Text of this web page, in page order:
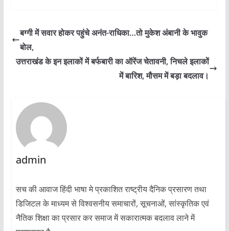
बग्गी में सवार होकर पहुंचे अनंत-राधिका…तो मुकेश अंबानी के भावुक
बोल,
उत्तराखंड के इन इलाकों में बर्फबारी का ऑरेंज चेतावनी, निचले इलाकों
में बारिश, मौसम में बड़ा बदलाव।
admin
सच की आवाज हिंदी भाषा मे प्रकाशित राष्ट्रीय दैनिक प्रसारण तथा
डिजिटल के माध्यम से विश्वसनीय समाचारों, सूचनाओं, सांस्कृतिक एवं
नैतिक शिक्षा का प्रसार कर समाज में सकारात्मक बदलाव लाने में